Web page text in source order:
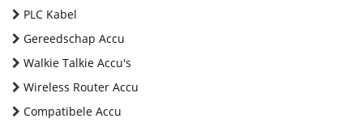
PLC Kabel
Gereedschap Accu
Walkie Talkie Accu's
Wireless Router Accu
Compatibele Accu